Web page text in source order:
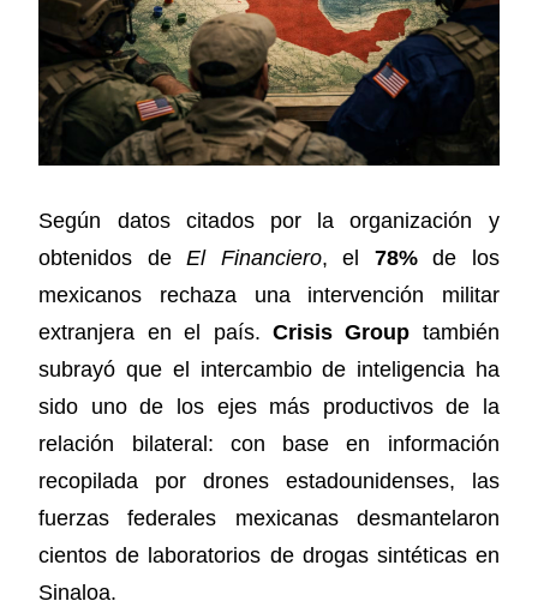
Según datos citados por la organización y
obtenidos deEl Financiero, el 78%de los
mexicanos rechaza una intervención militar
extranjera en el país. Crisis Group también
subrayó que el intercambio de inteligencia ha
sido uno de los ejes más productivos de la
relación bilateral: con base en información
recopilada por drones estadounidenses, las
fuerzas federales mexicanas desmantelaron
cientos de laboratorios de drogas sintéticas en
Sinaloa.